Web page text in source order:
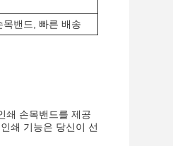
밴드, 빠른 배송
쇄 손목밴드를 제공
쇄 기능은 당신이 선